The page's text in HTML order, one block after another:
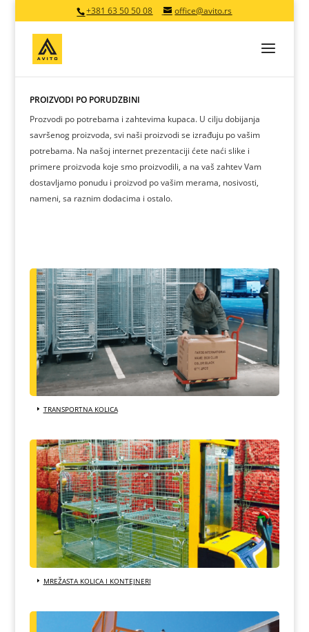
+381 63 50 50 08 office@avito.rs
PROIZVODI PO PORUDŽBINI
Prozvodi po potrebama i zahtevima kupaca. U cilju dobijanja
savršenog proizvoda, svi naši proizvodi se izrađuju po vašim
potrebama. Na našoj internet prezentaciji ćete naći slike i
primere proizvoda koje smo proizvodili, a na vaš zahtev Vam
dostavljamo ponudu i proizvod po vašim merama, nosivosti,
nameni, sa raznim dodacima i ostalo.
TRANSPORTNA KOLICA
MREŽASTA KOLICA I KONTEJNERI